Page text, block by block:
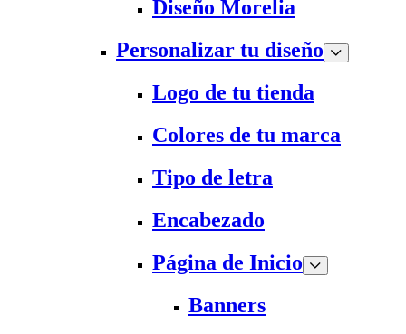
Diseño Morelia
Personalizar tu diseño
Logo de tu tienda
Colores de tu marca
Tipo de letra
Encabezado
Página de Inicio
Banners